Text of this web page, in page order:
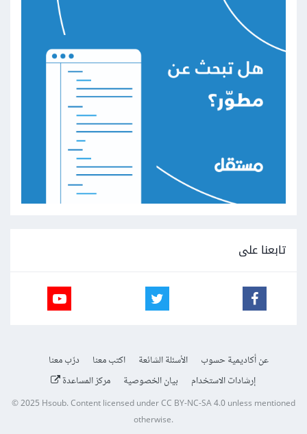
تابعنا على
عن أكاديمية حسوب الأسئلة الشائعة اكتب معنا
درّب معنا
إرشادات الاستخدام
بيان الخصوصية مركز المساعدة
© 2025Hsoub.Content licensed underCC BY-NC-SA 4.0unless mentioned
otherwise.